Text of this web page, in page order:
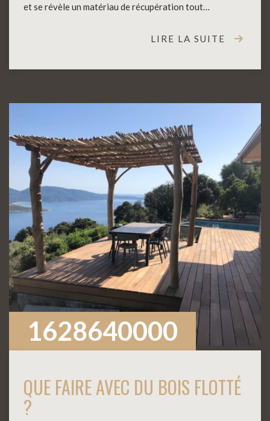
et se révèle un matériau de récupération tout…
LIRE LA SUITE
1628640000
QUE FAIRE AVEC DU BOIS FLOTTÉ
?